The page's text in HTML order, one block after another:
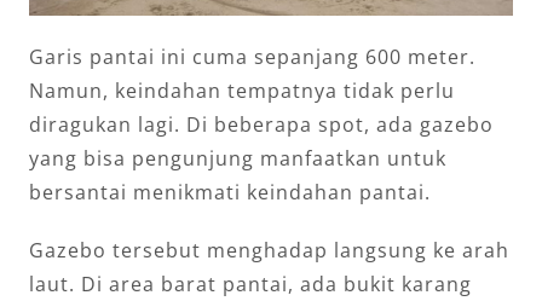
Garis pantai ini cuma sepanjang 600 meter.
Namun, keindahan tempatnya tidak perlu
diragukan lagi. Di beberapa spot, ada gazebo
yang bisa pengunjung manfaatkan untuk
bersantai menikmati keindahan pantai.
Gazebo tersebut menghadap langsung ke arah
laut. Di area barat pantai, ada bukit karang